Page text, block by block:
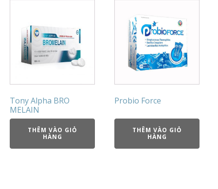
Tony Alpha BRO
MELAIN
THÊM VÀO GIỎ
HÀNG
Probio Force
THÊM VÀO GIỎ
HÀNG